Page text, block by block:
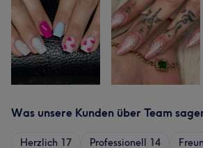
Was unsere Kunden über Team
Herzlich 17 Professionell 14